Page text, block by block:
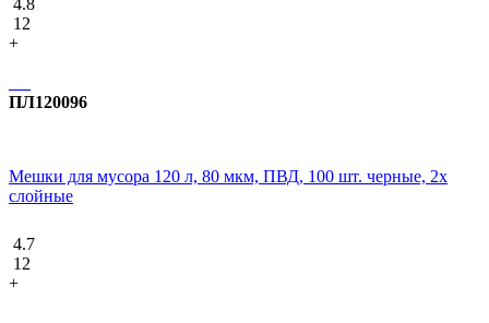
12
+
ПЛ120096
Мешки для мусора 120 л, 80 мкм, ПВД, 100 шт. черные, 2х
слойные
4.7
12
+